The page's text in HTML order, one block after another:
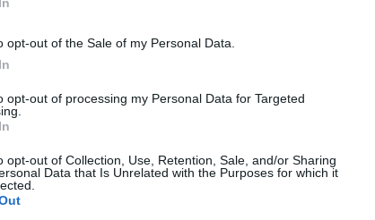
opt-out of the Sale of my Personal Data.
opt-out of processing my Personal Data for Targeted
opt-out of Collection, Use, Retention, Sale, and/or Sharing
Data that Is Unrelated with the Purposes for which it
οι ασθενείς: “Θα
νοσοκομείων”, λένε
θυμωμένοι δηλώνουν οι ασθενείς που για
ρόλο του “μοχλού πίεσης”,...